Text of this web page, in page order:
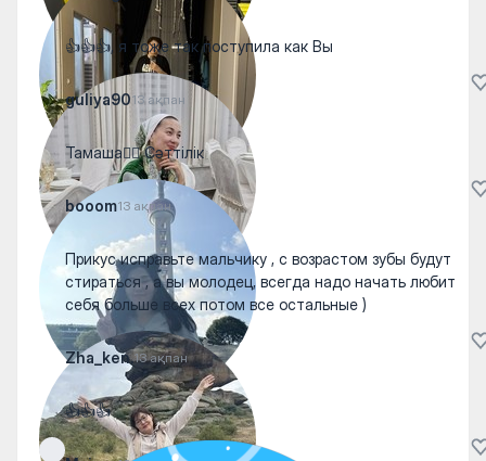
👍👍👍, я тоже так поступила как Вы
guliya9013 ақпан
Тамаша👍🏼 Сәттілік
booom13 ақпан
Прикус исправьте мальчику , с возрастом зубы будут
стираться , а вы молодец, всегда надо начать любит
себя больше всех потом все остальные )
Zha_ken.13 ақпан
👍👍👍